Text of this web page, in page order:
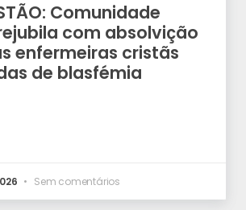
Comunidade
com absolvição
enfermeiras cristãs
de blasfémia
Sem comentários